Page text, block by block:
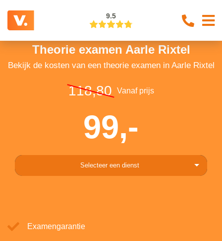
9.5
Theorie examen Aarle Rixtel
Bekijk de kosten van een theorie examen in Aarle Rixtel
118,80 Vanaf prijs
99,-
Selecteer een dienst
Examengarantie